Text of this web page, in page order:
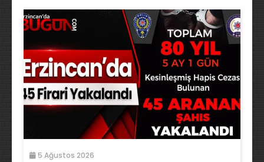
5 Ağustos 2026